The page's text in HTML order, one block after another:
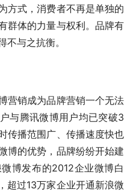
方式，消费者不再是单独的
群体的力量与权利。品牌有
不与之抗衡。
营销成为品牌营销一个无法
与腾讯微博用户均已突破3
传播范围广、传播速度快也
博的优势，品牌纷纷开始建
博发布的2012企业微博白
超过13万家企业开通新浪微